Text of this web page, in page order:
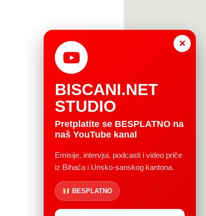
×
BISCANI.NET
STUDIO
Pretplatite se BESPLATNO na
naš YouTube kanal
Emisije, intervjui, podcasti i video priče
iz Bihaća i Unsko-sanskog kantona.
BESPLATNO